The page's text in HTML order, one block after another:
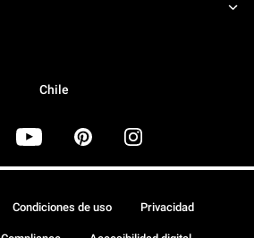
Chile
Condiciones de uso Privacidad